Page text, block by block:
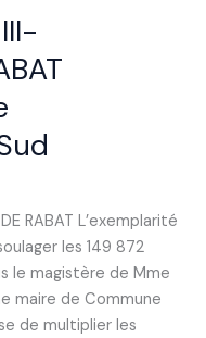
RABAT L’exemplarité
les 149 872
le magistère de Mme
maire de Commune
de multiplier les